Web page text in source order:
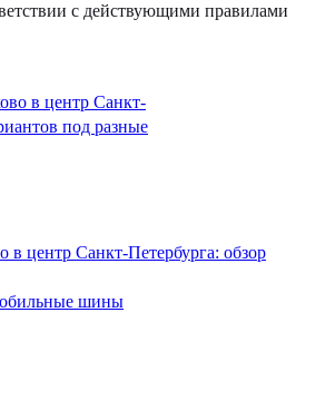
с действующими правилами
в центр Санкт-Петербурга: обзор